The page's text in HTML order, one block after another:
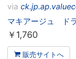
via
マキアージュ ド
￥ 1,760
販売サイトへ